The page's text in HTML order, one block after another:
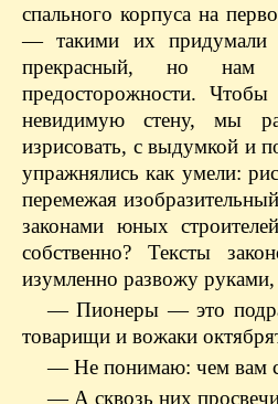
спального корпуса на
— такими их придумали
прекрасный, но нам
предосторожности.
невидимую стену, мы
изрисовать, с выдумкой и
упражнялись как умели:
перемежая
законами юных
собственно? Тексты
изумленно развожу
— Пионеры — это
товарищи и вожаки
— Не понимаю: чем вам
— А сквозь них